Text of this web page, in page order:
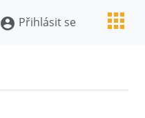
account_circle Přihlásit se